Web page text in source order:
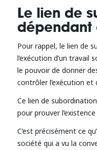
Le lien de
dépendant
Pour rappel, le lien de
l’exécution d’un travail
le pouvoir de donner
contrôler l’exécution
Ce lien de
pour prouver
C’est précisément ce
société qui a vu la